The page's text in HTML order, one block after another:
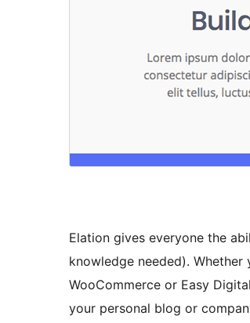
Elation gives everyone the
knowledge needed).
WooCommerce or Easy
your personal blog or